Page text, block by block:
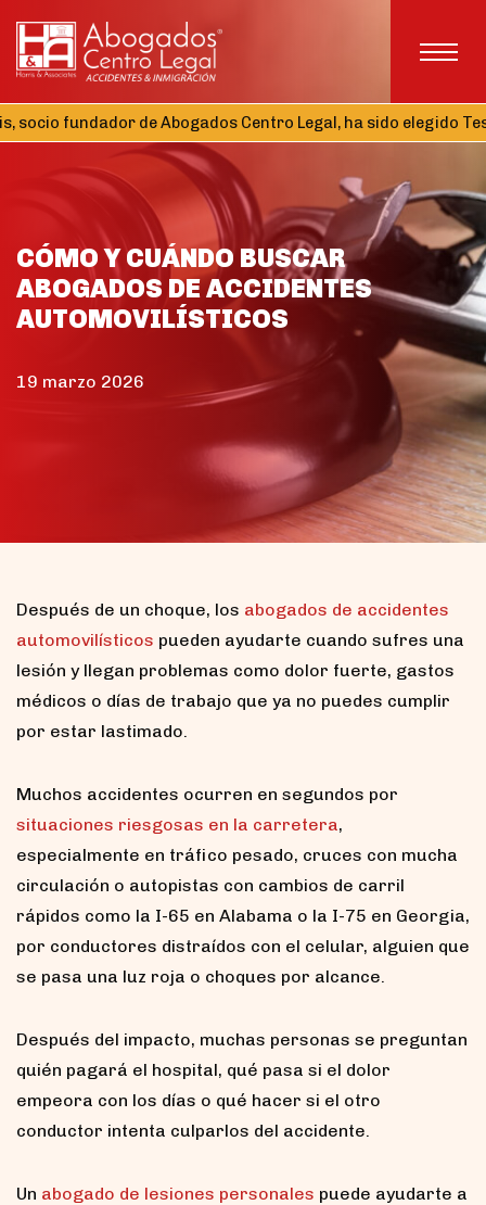
de Abogados Centro Legal, ha sido elegido Tesorero
CÓMO Y CUÁNDO BUSCAR
ABOGADOS DE ACCIDENTES
AUTOMOVILÍSTICOS
19 marzo 2026
Después de un choque, los abogados de accidentes
automovilísticos pueden ayudarte cuando sufres una
lesión y llegan problemas como dolor fuerte, gastos
médicos o días de trabajo que ya no puedes cumplir
por estar lastimado.
Muchos accidentes ocurren en segundos por
situaciones riesgosas en la carretera,
especialmente en tráfico pesado, cruces con mucha
circulación o autopistas con cambios de carril
rápidos como la I-65 en Alabama o la I-75 en Georgia,
por conductores distraídos con el celular, alguien que
se pasa una luz roja o choques por alcance.
Después del impacto, muchas personas se preguntan
quién pagará el hospital, qué pasa si el dolor
empeora con los días o qué hacer si el otro
conductor intenta culparlos del accidente.
Un abogado de lesiones personales puede ayudarte a